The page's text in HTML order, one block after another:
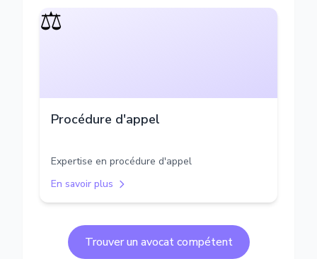
⚖️
Procédure d'appel
Expertise en procédure d'appel
En savoir plus
Trouver un avocat compétent